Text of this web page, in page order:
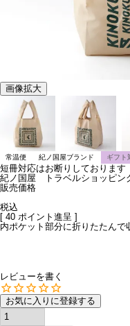
画像拡大
常温便 紀ノ国屋ブランド ギフト
短冊対応はお断りしております
紀ノ国屋 トラベルショッピン
販売価格
税込
[ 40 ポイント進呈 ]
内ポケット部分に折りたたんで
レビューを書く
お気に入りに登録する